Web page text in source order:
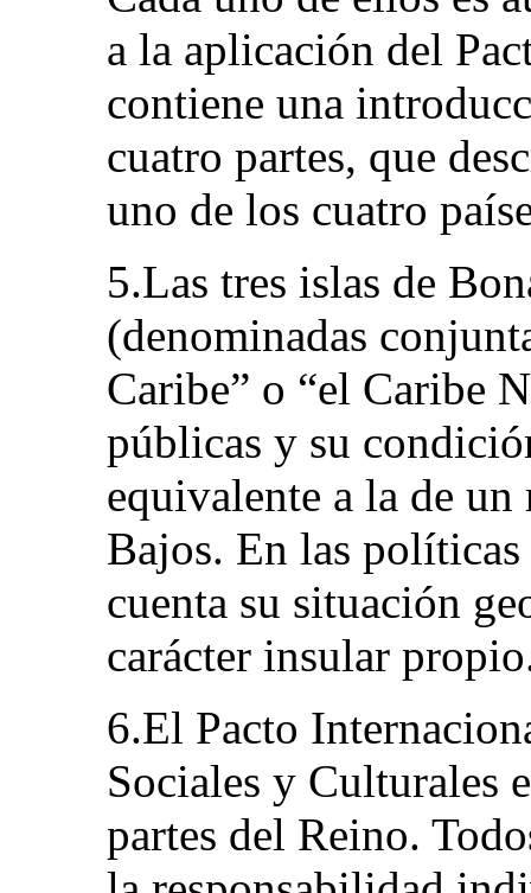
a la aplicación del
contiene una
cuatro partes, que
uno de los cuatro
5.Las tres islas de
(denominadas
Caribe” o “el Caribe
públicas y su
equivalente a la de
Bajos. En las
cuenta su situación
carácter insular
6.El Pacto
Sociales y Culturales
partes del Reino.